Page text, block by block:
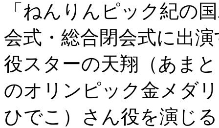
「ねんりんピック紀の
会式・総合閉会式に出
役スターの天翔（あま
のオリンピック金メダ
ひでこ）さん役を演じ